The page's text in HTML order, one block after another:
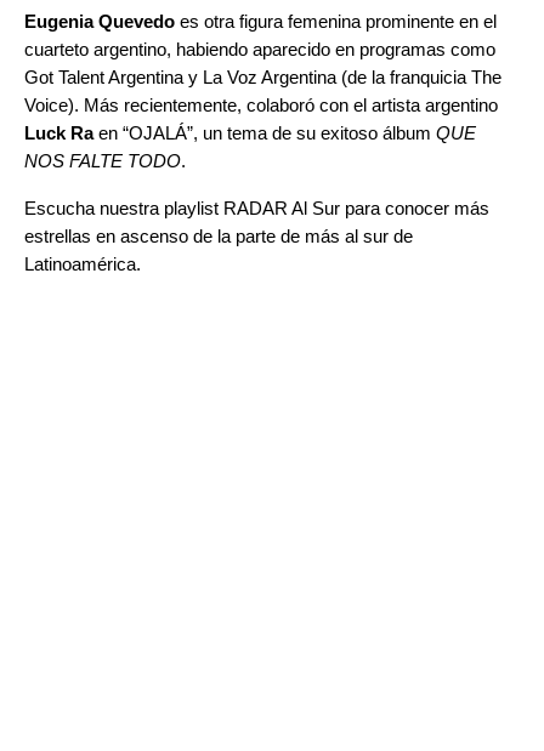
Eugenia Quevedo es otra figura femenina prominente en el
cuarteto argentino, habiendo aparecido en programas como
Got Talent Argentina y La Voz Argentina (de la franquicia The
Voice). Más recientemente, colaboró con el artista argentino
Luck Raen “OJALÁ”, un tema de su exitoso álbum QUE
NOS FALTE TODO.
Escucha nuestra playlist RADAR Al Sur para conocer más
estrellas en ascenso de la parte de más al sur de
Latinoamérica.